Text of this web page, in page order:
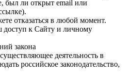
был ли открыт email или
отказаться в любой момент.
доступ к Сайту и личному
закона
деятельность в
российское законодательство,